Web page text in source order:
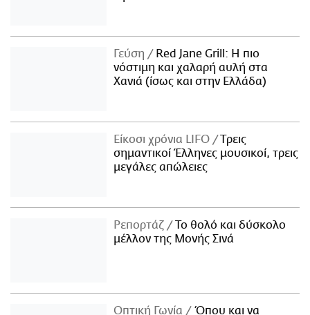
Γεύση
Red Jane Grill: Η πιο
νόστιμη και χαλαρή αυλή στα
Χανιά (ίσως και στην Ελλάδα)
Είκοσι χρόνια LIFO
Tρεις
σημαντικοί Έλληνες μουσικοί, τρεις
μεγάλες απώλειες
Ρεπορτάζ
Το θολό και δύσκολο
μέλλον της Μονής Σινά
Οπτική Γωνία Όπου και να